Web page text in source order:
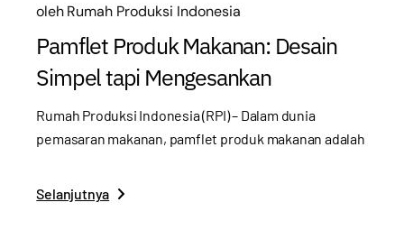
olehRumah Produksi Indonesia
Pamflet Produk Makanan: Desain
Simpel tapi Mengesankan
Rumah Produksi Indonesia (RPI) – Dalam dunia
pemasaran makanan, pamflet produk makanan adalah
Selanjutnya